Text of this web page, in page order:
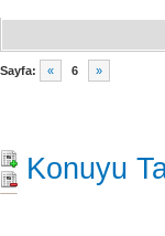
Sayfa: « 6 »
Konuyu